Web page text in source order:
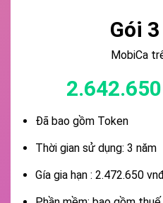
Gói
MobiCa
Đã bao gồm Token
Thời gian sử dụng: 3 năm
Gía gia hạn : 2.472.650